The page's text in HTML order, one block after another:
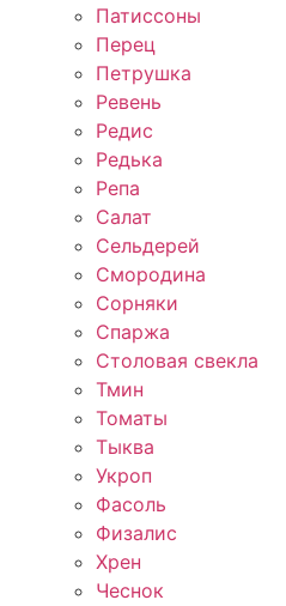
Патиссоны
Перец
Петрушка
Ревень
Редис
Редька
Репа
Салат
Сельдерей
Смородина
Сорняки
Спаржа
Столовая свекла
Тмин
Томаты
Тыква
Укроп
Фасоль
Физалис
Хрен
Чеснок